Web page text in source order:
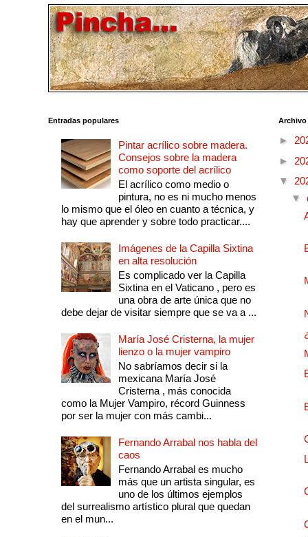
Entradas populares
Pintar acrílico sobre madera.
Consejos sobre la madera
como soporte del acrílico
El acrílico como medio o
pintura, no es ni mucho menos
lo mismo que el óleo en cuanto a técnica, y
hay que aprender y sobre todo practicar....
Imágenes de la Capilla Sixtina
en alta resolución
Es complicado ver la Capilla
Sixtina en el Vaticano , pero es
una obra de arte única que no
debe dejar de visitar siempre que se va a ...
María José Cristerna, la mujer
lienzo o la mujer vampiro
No sabríamos decir si la
mexicana María José
Cristerna , más conocida
como la Mujer Vampiro, récord Guinness
por ser la mujer con más cambi...
Fernando Arrabal nos habla del
caos
Fernando Arrabal es mucho
más que un artista singular, es
uno de los últimos ejemplos
del surrealismo artístico plural que quedan
en el mun...
►
►
▼
▼